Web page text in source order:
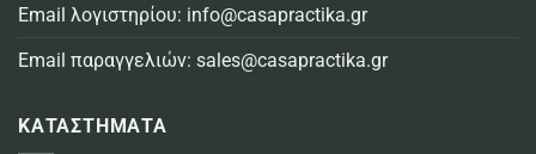
Email λογιστηρίου: info@casapractika.gr
Email παραγγελιών: sales@casapractika.gr
ΚΑΤΑΣΤΗΜΑΤΑ